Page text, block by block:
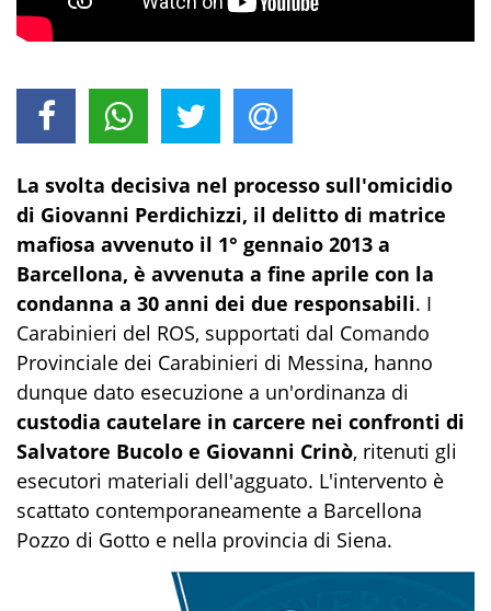
La svolta decisiva nel processo sull'omicidio
di Giovanni Perdichizzi, il delitto di matrice
mafiosa avvenuto il 1° gennaio 2013 a
Barcellona, è avvenuta a fine aprile con la
condanna a 30 anni dei due responsabili. I
Carabinieri del ROS, supportati dal Comando
Provinciale dei Carabinieri di Messina, hanno
dunque dato esecuzione a un'ordinanza di
custodia cautelare in carcere nei confronti di
Salvatore Bucolo e Giovanni Crinò, ritenuti gli
esecutori materiali dell'agguato. L'intervento è
scattato contemporaneamente a Barcellona
Pozzo di Gotto e nella provincia di Siena.